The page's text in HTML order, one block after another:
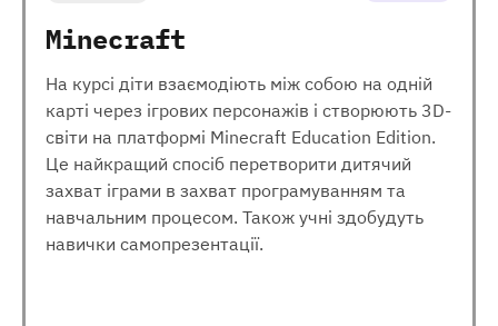
Minecraft
На курсі діти взаємодіють між собою на одній
карті через ігрових персонажів і створюють 3D-
світи на платформі Minecraft Education Edition.
Це найкращий спосіб перетворити дитячий
захват іграми в захват програмуванням та
навчальним процесом. Також учні здобудуть
навички самопрезентації.